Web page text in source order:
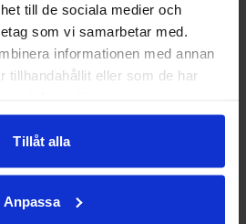
till de sociala medier och
som vi samarbetar med.
informationen med annan
tillhandahållit eller som de har
Tillåt alla
Anpassa
62 00